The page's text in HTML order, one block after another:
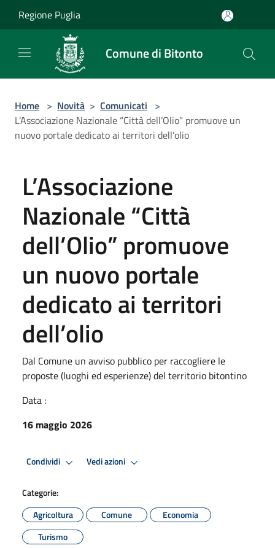
Regione Puglia
Comune di Bitonto
Home > Novità > Comunicati >
L’Associazione Nazionale “Città dell’Olio” promuove un
nuovo portale dedicato ai territori dell’olio
L’Associazione
Nazionale “Città
dell’Olio” promuove
un nuovo portale
dedicato ai territori
dell’olio
Dal Comune un avviso pubblico per raccogliere le
proposte (luoghi ed esperienze) del territorio bitontino
Data :
16 maggio 2026
Condividi Vedi azioni
Categorie:
Agricoltura
Comune
Economia
Turismo